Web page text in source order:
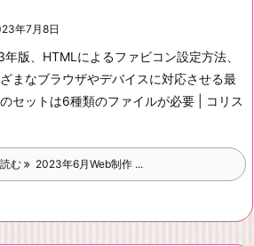
年7月8日
年版、HTMLによるファビコン設定方法、
まなブラウザやデバイスに対応させる最
セットは6種類のファイルが必要 | コリス
む 2023年6月Web制作 ...